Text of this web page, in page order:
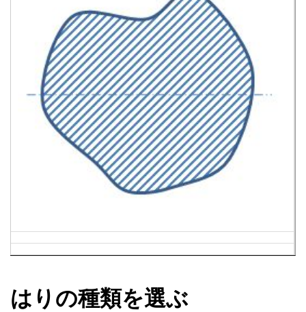
はりの種類を選ぶ